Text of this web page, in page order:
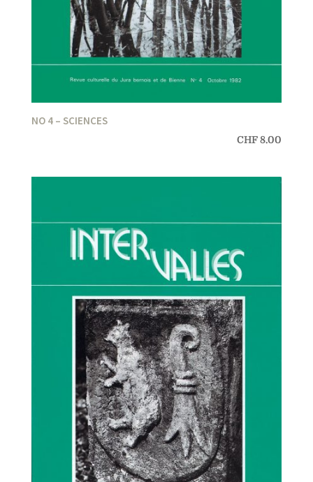
NO 4 – SCIENCES
CHF8.00